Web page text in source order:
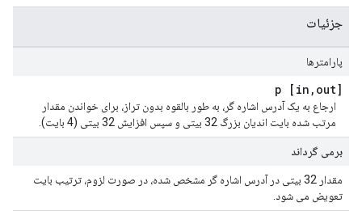
جزئیات
پارامترها
[in
, out] p
ارجاع به یک آدرس اشاره گر، به طور بالقوه بدون تراز، برای خواندن مقدار
مرتب شده بایت اندیان بزرگ 32 بیتی و سپس افزایش 32 بیتی (4 بایت).
برمی گرداند
مقدار 32 بیتی در آدرس اشاره گر مشخص شده، در صورت لزوم، ترتیب بایت
تعویض می شود.